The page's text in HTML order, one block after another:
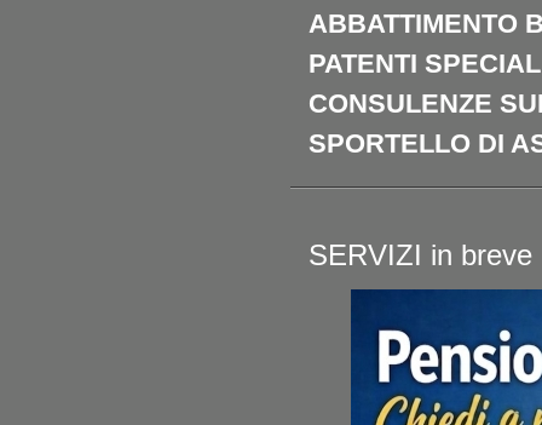
ABBATTIMENTO
PATENTI
CONSULENZE
SPORTELLO DI
SERVIZI in